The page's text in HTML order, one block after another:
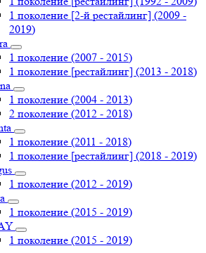
1 поколение [2-й рестайлинг] (2009 -
2019)
1 поколение (2007 - 2015)
1 поколение [рестайлинг] (2013 - 2018)
1 поколение (2004 - 2013)
2 поколение (2012 - 2018)
1 поколение (2011 - 2018)
1 поколение [рестайлинг] (2018 - 2019)
1 поколение (2012 - 2019)
1 поколение (2015 - 2019)
1 поколение (2015 - 2019)